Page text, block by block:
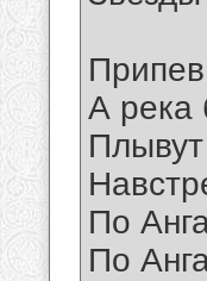
А река
По
По